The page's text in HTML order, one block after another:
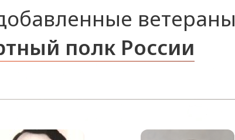
ветераны
полк России